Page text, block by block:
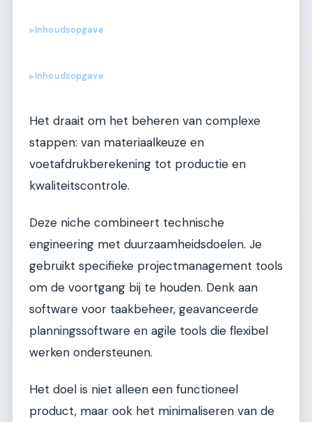
▶Inhoudsopgave
▶Inhoudsopgave
Het draait om het beheren van complexe
stappen: van materiaalkeuze en
voetafdrukberekening tot productie en
kwaliteitscontrole.
Deze niche combineert technische
engineering met duurzaamheidsdoelen. Je
gebruikt specifieke projectmanagement tools
om de voortgang bij te houden. Denk aan
software voor taakbeheer, geavanceerde
planningssoftware en agile tools die flexibel
werken ondersteunen.
Het doel is niet alleen een functioneel
product, maar ook het minimaliseren van de